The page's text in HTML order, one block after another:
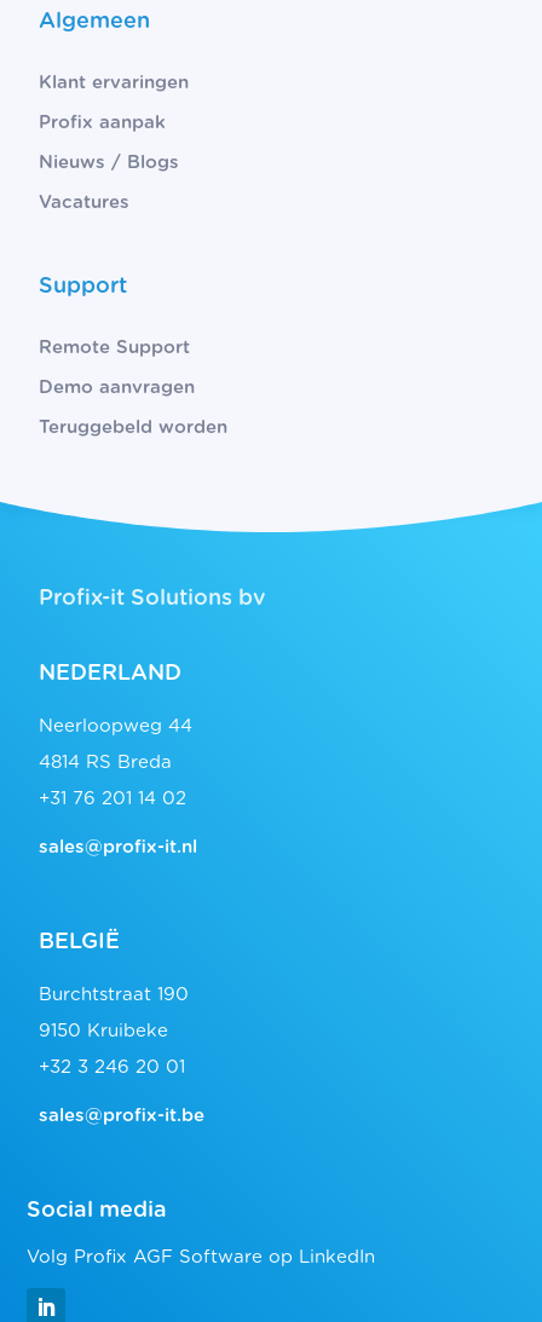
Algemeen
Klant ervaringen
Profix aanpak
Nieuws / Blogs
Vacatures
Support
Remote Support
Demo aanvragen
Teruggebeld worden
Profix-it Solutions bv
NEDERLAND
Neerloopweg 44
4814 RS Breda
+31 76 201 14 02
sales@profix-it.nl
BELGIË
Burchtstraat 190
9150 Kruibeke
+32 3 246 20 01
sales@profix-it.be
Social media
Volg Profix AGF Software op LinkedIn